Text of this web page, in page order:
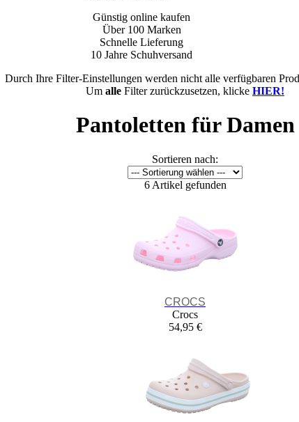
Günstig online kaufen
Über 100 Marken
Schnelle Lieferung
10 Jahre Schuhversand
Durch Ihre Filter-Einstellungen werden nicht alle verfügbaren
Um alle Filter zurückzusetzen, klicke HIER!
Pantoletten für Damen
Sortieren nach:
6 Artikel gefunden
CROCS
Crocs
54,95 €